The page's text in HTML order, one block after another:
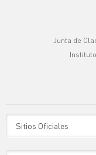
Junta de